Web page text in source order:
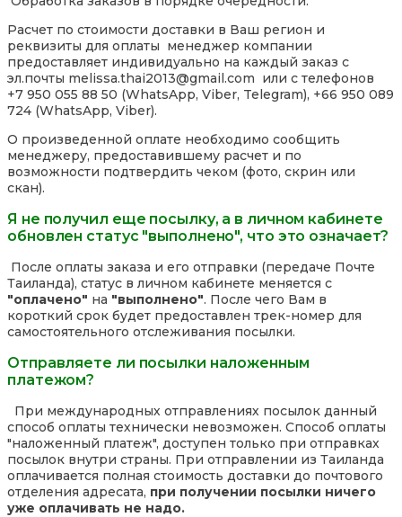
Расчет по стоимости доставки в Ваш регион и
реквизиты для оплаты менеджер компании
предоставляет индивидуально на каждый заказ с
эл.почты melissa.thai2013@gmail.com или с телефонов
+7 950 055 88 50 (WhatsApp, Viber, Telegram), +66 950 089
724 (WhatsApp, Viber).
О произведенной оплате необходимо сообщить
менеджеру, предоставившему расчет и по
возможности подтвердить чеком (фото, скрин или
скан).
Я не получил еще посылку, а в личном кабинете
обновлен статус "выполнено", что это означает?
После оплаты заказа и его отправки (передаче Почте
Таиланда), статус в личном кабинете меняется с
"оплачено" на "выполнено". После чего Вам в
короткий срок будет предоставлен трек-номер для
самостоятельного отслеживания посылки.
Отправляете ли посылки наложенным
платежом?
При международных отправлениях посылок данный
способ оплаты технически невозможен. Способ оплаты
"наложенный платеж", доступен только при отправках
посылок внутри страны. При отправлении из Таиланда
оплачивается полная стоимость доставки до почтового
отделения адресата, при получении посылки ничего
уже оплачивать не надо.